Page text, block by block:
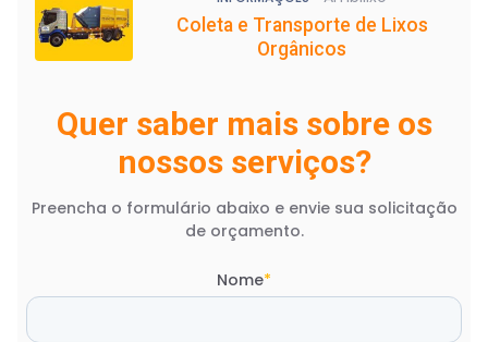
Coleta e Transporte de Lixos
Orgânicos
Quer saber mais sobre os
nossos serviços?
Preencha o formulário abaixo e envie sua solicitação
de orçamento.
Nome*